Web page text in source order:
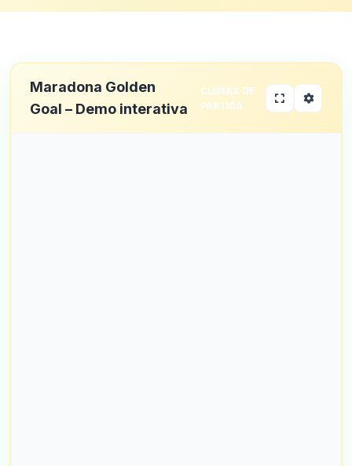
Maradona Golden
Goal – Demo interativa
CLÍMAX DE
PARTIDA